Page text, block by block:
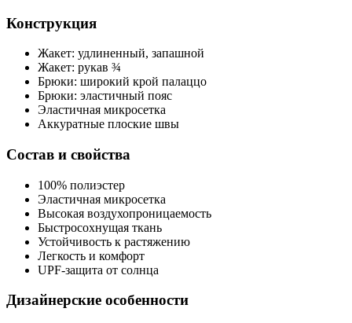
Конструкция
Жакет: удлиненный, запашной
Жакет: рукав ¾
Брюки: широкий крой палаццо
Брюки: эластичный пояс
Эластичная микросетка
Аккуратные плоские швы
Состав и свойства
100% полиэстер
Эластичная микросетка
Высокая воздухопроницаемость
Быстросохнущая ткань
Устойчивость к растяжению
Легкость и комфорт
UPF-защита от солнца
Дизайнерские особенности